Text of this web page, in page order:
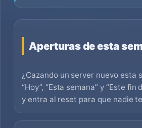
Aperturas de esta
¿Cazando un server nuevo esta
“Hoy”, “Esta semana” y “Este
y entra al reset para que nadie